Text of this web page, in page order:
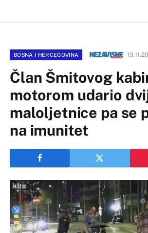
BOSNA I HERCEGOVINA
Član Šmitovog
motorom udario
maloljetnice pa se
na imunitet